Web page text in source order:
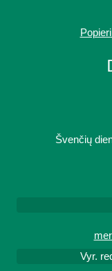
Švenčių
Vyr.